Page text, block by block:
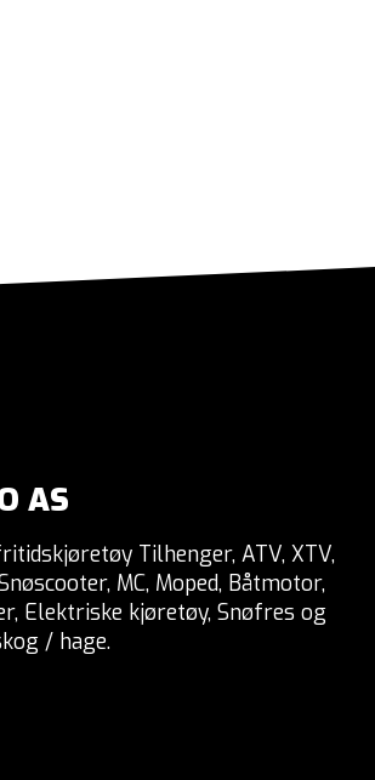
AS
Tilhenger, ATV, XTV,
MC, Moped, Båtmotor,
Elektriske kjøretøy, Snøfres og
/ hage.